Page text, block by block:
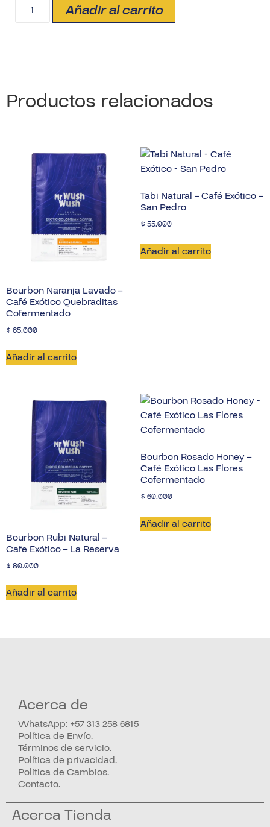
Añadir al carrito
Proceso Lavado
Puntaje
Monteverde
Productor Flia Gutiérrez Falla
Tostión Media
Productos relacionados
Bourbon Naranja Lavado –
Café Exótico Quebraditas
Cofermentado
$ 65.000
Añadir al carrito
Tabi Natural – Café Exótico –
San Pedro
$ 55.000
Añadir al carrito
Bourbon Rubi Natural –
Cafe Exótico – La Reserva
$ 80.000
Añadir al carrito
Bourbon Rosado Honey –
Café Exótico Las Flores
Cofermentado
$ 60.000
Añadir al carrito
Acerca de
WhatsApp: +57 313 258 6815
Política de Envío.
Términos de servicio.
Política de privacidad.
Política de Cambios.
Contacto.
Acerca Tienda